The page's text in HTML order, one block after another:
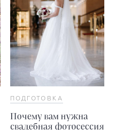
ПОДГОТОВКА
Почему вам нужна
свадебная фотосессия